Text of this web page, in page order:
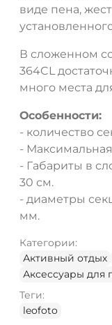
виде пена,
В сложенном
364CL
много места
Особенности:
- количество
- Максимальная
- Габариты в
30 см.
- диаметры
мм.
Категории:
Активный отдых
Аксессуары для
Теги:
leofoto